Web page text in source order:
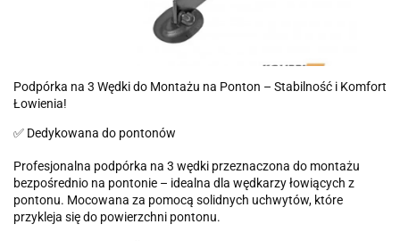
Podpórka na 3 Wędki do Montażu na Ponton – Stabilność i Komfort
Łowienia!
✅ Dedykowana do pontonów
Profesjonalna podpórka na 3 wędki przeznaczona do montażu
bezpośrednio na pontonie – idealna dla wędkarzy łowiących z
pontonu. Mocowana za pomocą solidnych uchwytów, które
przykleja się do powierzchni pontonu.